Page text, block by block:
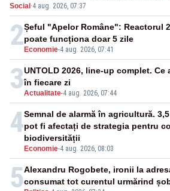
SAFE, interceptată de DNA
Social ·4 aug. 2026, 07:37
2 Economie-4 aug. 2026, 07:41
Șeful "Apelor Române": Reactorul
poate funcționa doar 5 zile
3Actualitate-4 aug. 2026, 07:44
UNTOLD 2026, line-up complet.
în fiecare zi
4
Economie-4 aug. 2026, 08:03
Semnal de alarmă în agricultură.
pot fi afectați de strategia pentru
biodiversității
5Alexandru Rogobete, ironii la
consumat tot curentul urmărind